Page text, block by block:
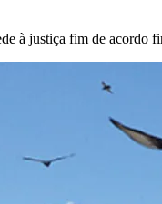
à justiça fim de acordo